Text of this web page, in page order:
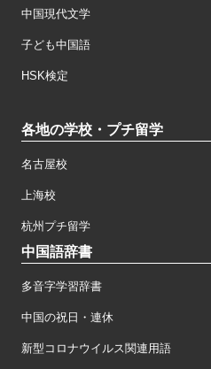
中国現代文学
子ども中国語
HSK検定
各地の学校・プチ留学
名古屋校
上海校
杭州プチ留学
中国語辞書
多音字学習辞書
中国の祝日・連休
新型コロナウイルス関連用語